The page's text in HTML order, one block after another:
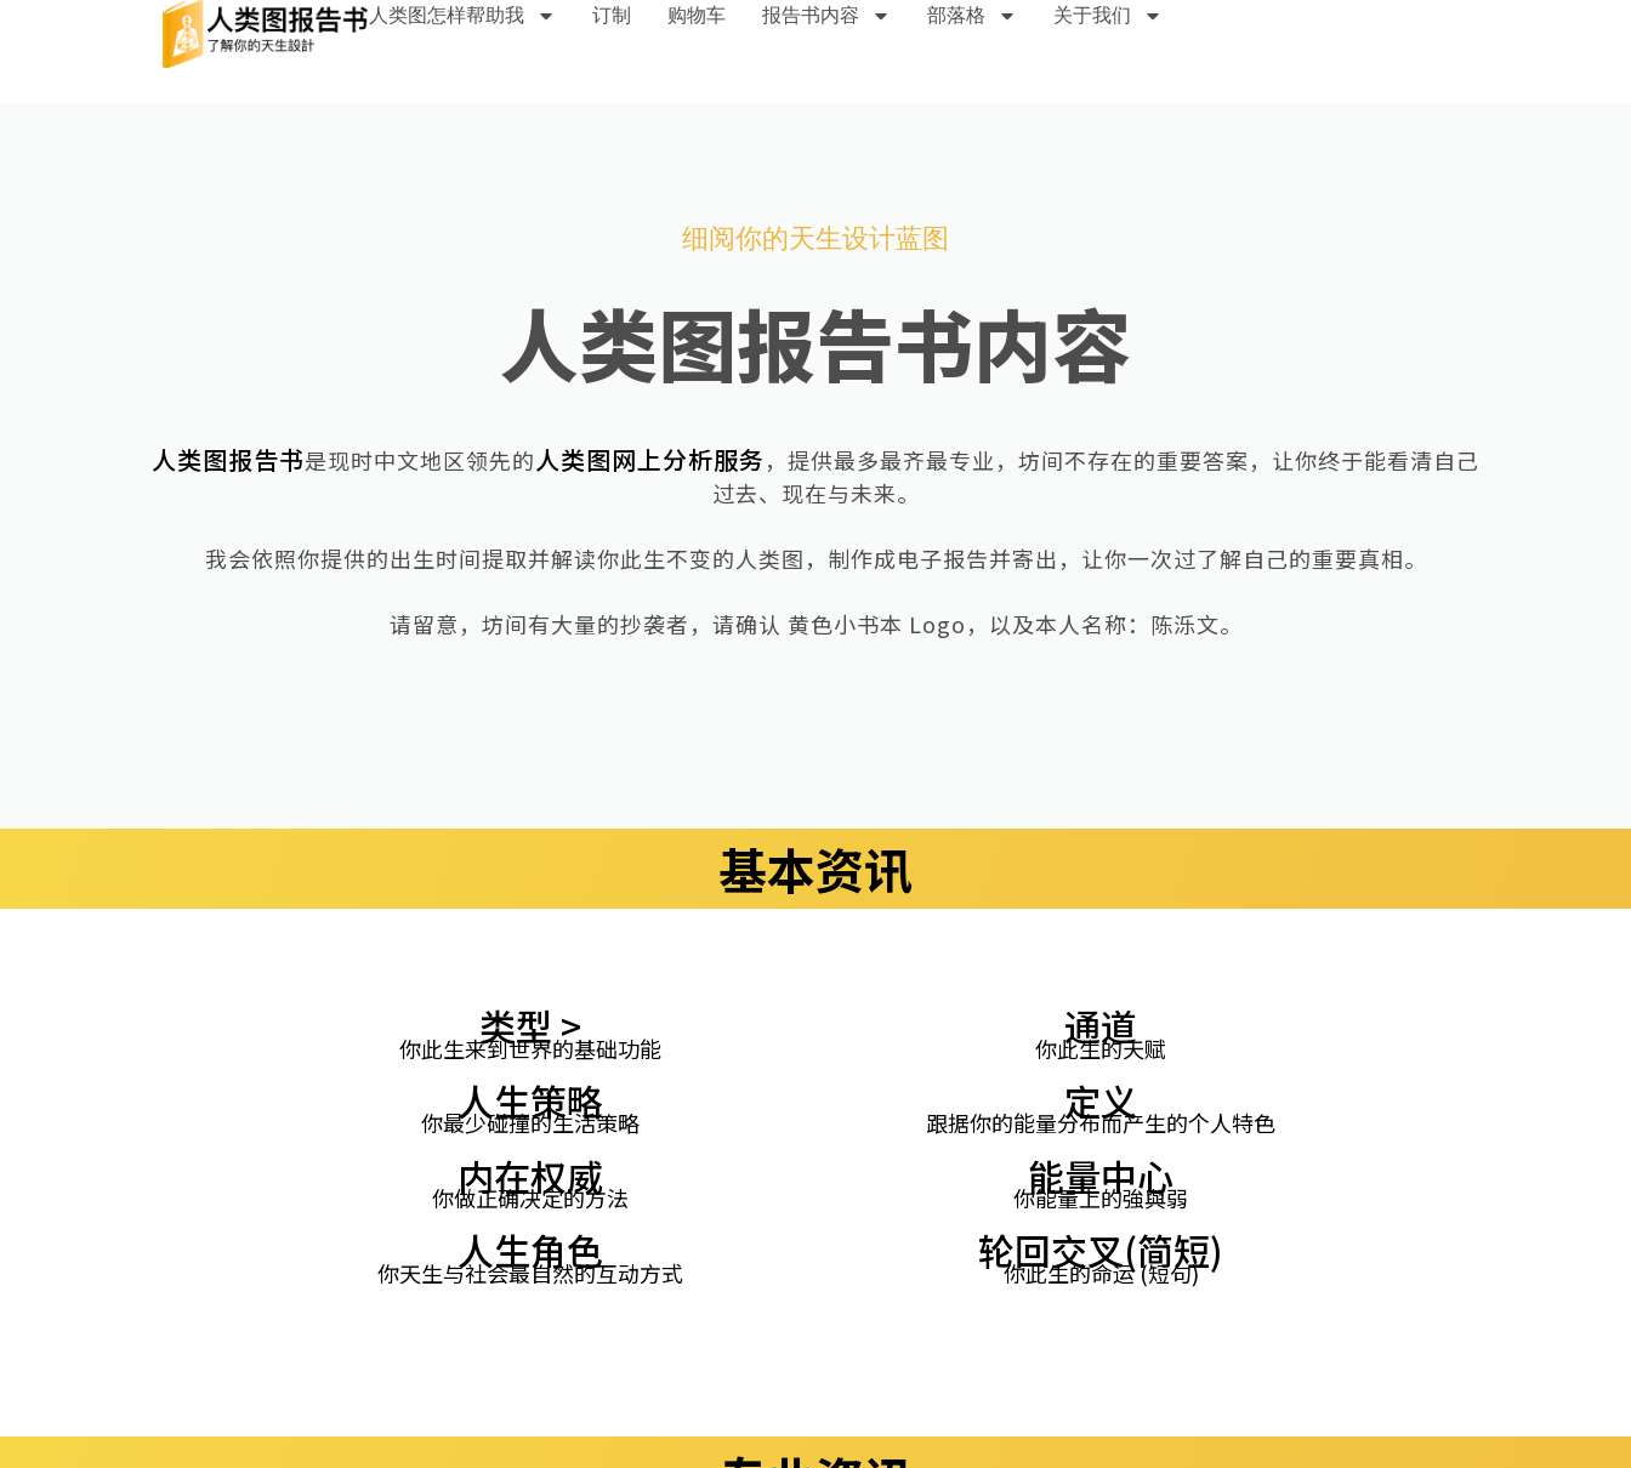
人类图怎样帮助我 订制 购物车 报告书内容 部落格 关于我们
细阅你的天生设计蓝图
人类图报告书内容
人类图报告书是现时中文地区领先的人类图网上分析服务，提供最多最齐最专业，坊间不存在的重要答案，让你终于能看清自己
过去、现在与未来。
我会依照你提供的出生时间提取并解读你此生不变的人类图，制作成电子报告并寄出，让你一次过了解自己的重要真相。
请留意，坊间有大量的抄袭者，请确认 黄色小书本 Logo，以及本人名称：陈泺文。
基本资讯
类型 >
你此生来到世界的基础功能
人生策略
你最少碰撞的生活策略
内在权威
你做正确决定的方法
人生角色
你天生与社会最自然的互动方式
通道
你此生的天赋
定义
跟据你的能量分布而产生的个人特色
能量中心
你能量上的強與弱
轮回交叉(简短)
你此生的命运 (短句)